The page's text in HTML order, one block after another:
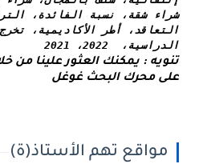
الدراسية،  2022، 2021
على محرك البحث غوغل
مواقع تهم الأستاذ(ة)